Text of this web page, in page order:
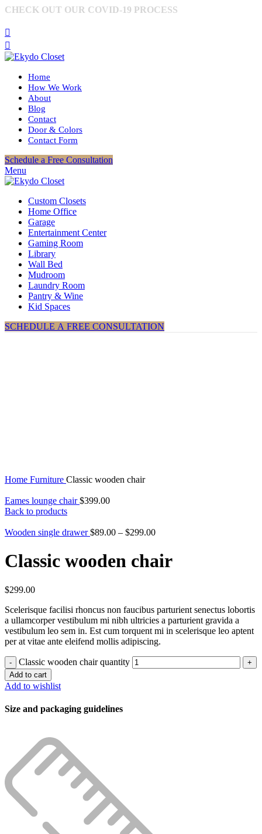
CHECK OUT OUR COVID-19 PROCESS
Home
How We Work
About
Blog
Contact
Door & Colors
Contact Form
Schedule a Free Consultation
Menu
Custom Closets
Home Office
Garage
Entertainment Center
Gaming Room
Library
Wall Bed
Mudroom
Laundry Room
Pantry & Wine
Kid Spaces
SCHEDULE A FREE CONSULTATION
Home Furniture Classic wooden chair
Eames lounge chair$399.00
Back to products
Wooden single drawer$89.00 – $299.00
Classic wooden chair
$299.00
Scelerisque facilisi rhoncus non faucibus parturient senectus lobortis
a ullamcorper vestibulum mi nibh ultricies a parturient gravida a
vestibulum leo sem in. Est cum torquent mi in scelerisque leo aptent
per at vitae ante eleifend mollis adipiscing.
Classic wooden chair quantity
Add to cart
Add to wishlist
Size and packaging guidelines